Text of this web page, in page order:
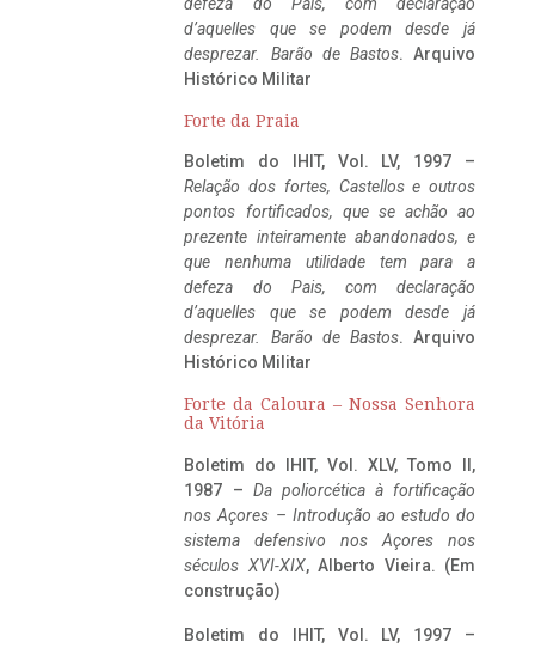
d’aquelles que se podem desde já
desprezar. Barão de Bastos. Arquivo
Histórico Militar
Forte da Praia
Boletim do IHIT, Vol. LV, 1997 –
Relação dos fortes, Castellos e outros
pontos fortificados, que se achão ao
prezente inteiramente abandonados, e
que nenhuma utilidade tem para a
defeza do Pais, com declaração
d’aquelles que se podem desde já
desprezar. Barão de Bastos. Arquivo
Histórico Militar
Forte da Caloura – Nossa Senhora
da Vitória
Boletim do IHIT, Vol. XLV, Tomo II,
1987 – Da poliorcética à fortificação
nos Açores – Introdução ao estudo do
sistema defensivo nos Açores nos
séculos XVI-XIX, Alberto Vieira. (Em
construção)
Boletim do IHIT, Vol. LV, 1997 –